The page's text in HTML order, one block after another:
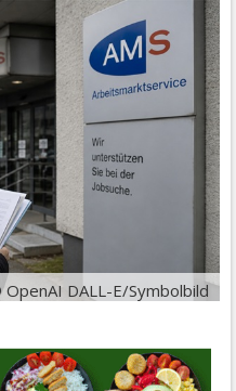
DALL-E/Symbolbild